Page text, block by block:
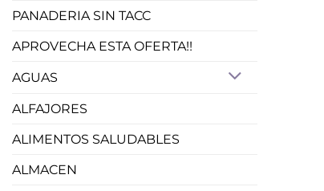
PANADERIA SIN TACC
APROVECHA ESTA OFERTA!!
AGUAS
ALFAJORES
ALIMENTOS SALUDABLES
ALMACEN